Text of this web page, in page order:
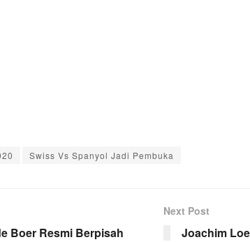
Swiss Vs Spanyol Jadi Pembuka
Boer Resmi Berpisah
Next Post
Joachim